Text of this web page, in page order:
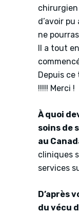
chirurgien
d’avoir
ne
Il a tout
Depuis
!!!!! Merci !
À quoi
soins de
au
cliniques
services
D’après
du vécu